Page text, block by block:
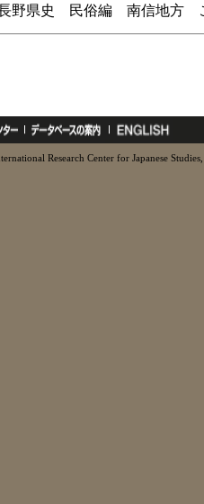
野県史 民俗編 南信地方
Research Center for Japanese